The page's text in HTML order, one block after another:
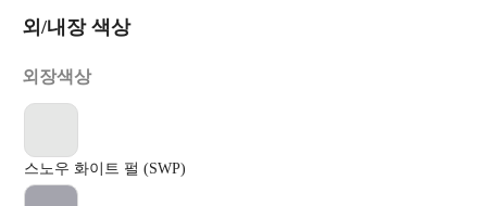
외/내장 색상
외장색상
스노우 화이트 펄 (SWP)